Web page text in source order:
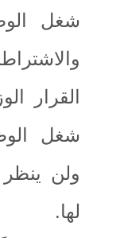
شغل
شغل
ولن
لها.